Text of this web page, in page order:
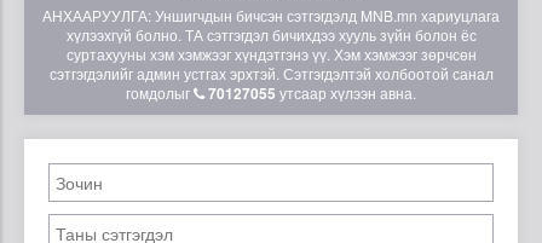
АНХААРУУЛГА: Уншигчдын бичсэн сэтгэгдэлд MNB.mn хариуцлага
хүлээхгүй болно. ТА сэтгэгдэл бичихдээ хууль зүйн болон ёс
суртахууны хэм хэмжээг хүндэтгэнэ үү. Хэм хэмжээг зөрчсөн
сэтгэгдэлийг админ устгах эрхтэй. Сэтгэгдэлтэй холбоотой санал
гомдолыг
70127055 утсаар хүлээн авна.